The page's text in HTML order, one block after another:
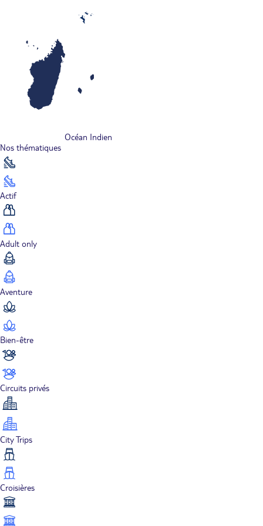
Océan Indien
Nos thématiques
Actif
Adult only
Aventure
Bien-être
Circuits privés
City Trips
Croisières